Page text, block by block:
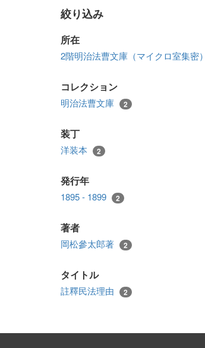
絞り込み
所在
2階明治法曹文庫（マイクロ室集密）
コレクション
明治法曹文庫 2
装丁
洋装本 2
発行年
1895 - 1899 2
著者
岡松參太郎著 2
タイトル
註釋民法理由 2